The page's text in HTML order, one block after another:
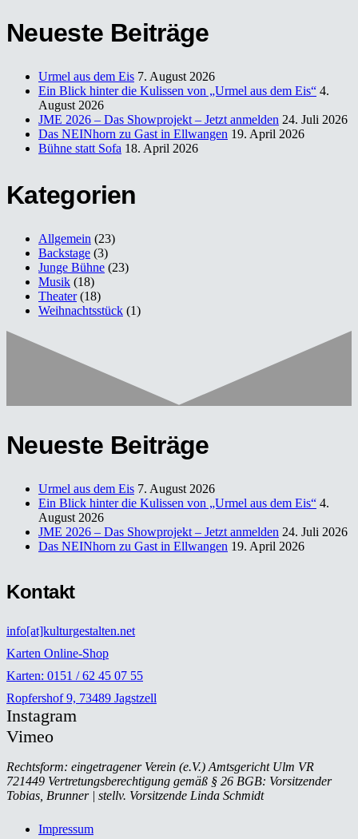
Neueste Beiträge
Urmel aus dem Eis 7. August 2026
Ein Blick hinter die Kulissen von „Urmel aus dem Eis“ 4.
August 2026
JME 2026 – Das Showprojekt – Jetzt anmelden 24. Juli 2026
Das NEINhorn zu Gast in Ellwangen 19. April 2026
Bühne statt Sofa 18. April 2026
Kategorien
Allgemein (23)
Backstage (3)
Junge Bühne (23)
Musik (18)
Theater(18)
Weihnachtsstück (1)
Neueste Beiträge
Urmel aus dem Eis 7. August 2026
Ein Blick hinter die Kulissen von „Urmel aus dem Eis“ 4.
August 2026
JME 2026 – Das Showprojekt – Jetzt anmelden 24. Juli 2026
Das NEINhorn zu Gast in Ellwangen 19. April 2026
Kontakt
info[at]kulturgestalten.net
Karten Online-Shop
Karten: 0151 / 62 45 07 55
Ropfershof 9, 73489 Jagstzell
Instagram
Vimeo
Rechtsform: eingetragener Verein (e.V.) Amtsgericht Ulm VR
721449 Vertretungsberechtigung gemäß § 26 BGB: Vorsitzender
Tobias, Brunner | stellv. Vorsitzende Linda Schmidt
Impressum